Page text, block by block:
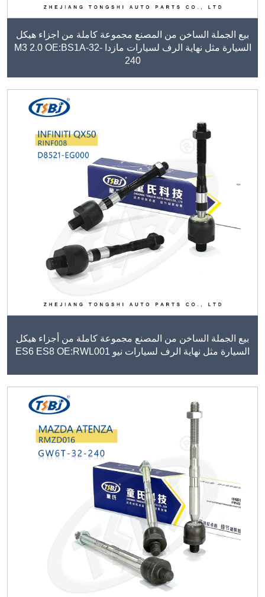
بيع الجملة الساخن من المصنع مجموعة كاملة من أجزاء هيكل
السيارة مثل نهاية الرف لسيارات مازدا M3 2.0 OE:BS1A-32-
240
بيع الجملة الساخن من المصنع مجموعة كاملة من أجزاء هيكل
السيارة مثل نهاية الرف لسيارات نيو ES6 ES8 OE:RWL001